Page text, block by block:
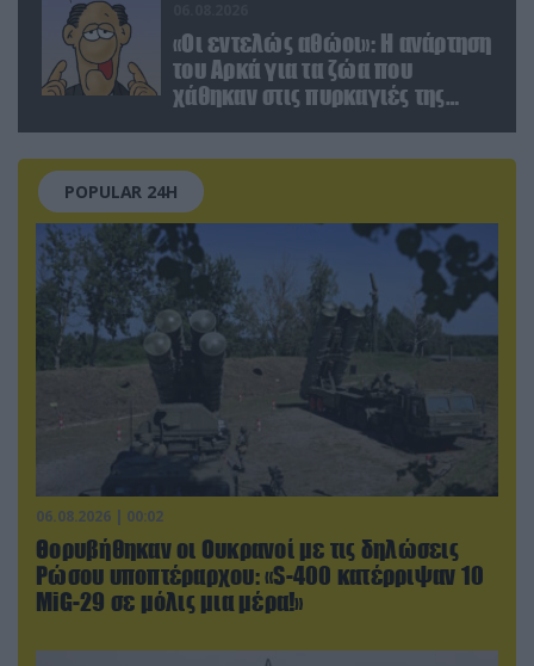
«Οι εντελώς αθώοι»: Η ανάρτηση
του Αρκά για τα ζώα που
χάθηκαν στις πυρκαγιές της
POPULAR 24H
06.08.2026 | 00:02
Θορυβήθηκαν οι Ουκρανοί με τις δηλώσεις
Ρώσου υποπτέραρχου: «S-400 κατέρριψαν 10
MiG-29 σε μόλις μια μέρα!»